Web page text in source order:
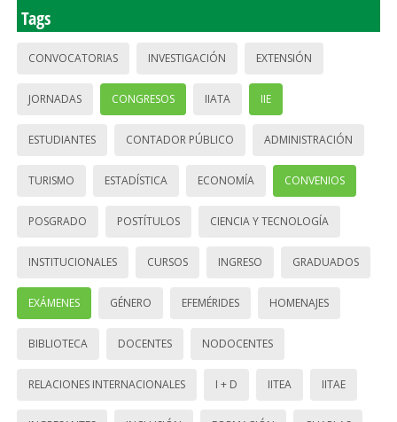
Tags
CONVOCATORIAS INVESTIGACIÓN EXTENSIÓN
JORNADAS CONGRESOS IIATA IIE
ESTUDIANTES CONTADOR PÚBLICO ADMINISTRACIÓN
TURISMO ESTADÍSTICA ECONOMÍA CONVENIOS
POSGRADO POSTÍTULOS CIENCIA Y TECNOLOGÍA
INSTITUCIONALES CURSOS INGRESO GRADUADOS
EXÁMENES GÉNERO EFEMÉRIDES HOMENAJES
BIBLIOTECA DOCENTES NODOCENTES
RELACIONES INTERNACIONALES I + D IITEA IITAE